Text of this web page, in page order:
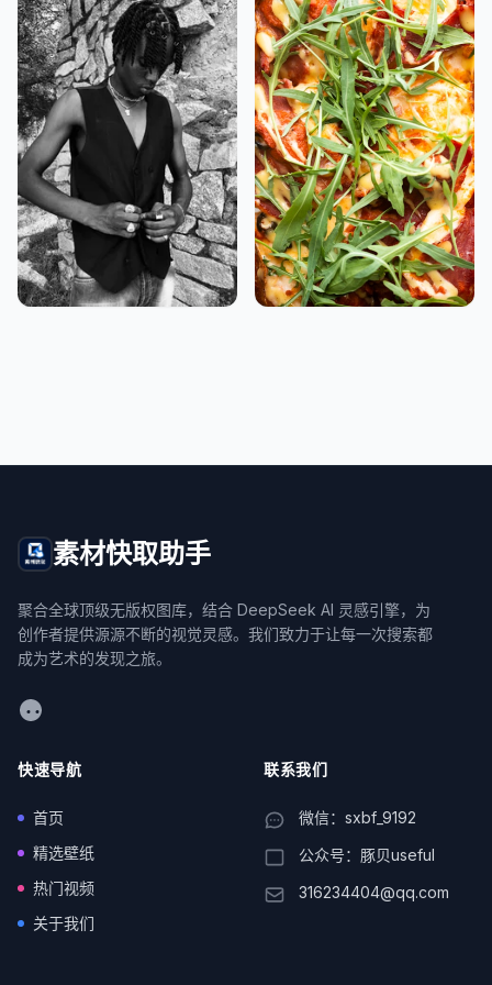
素材快取助手
聚合全球顶级无版权图库，结合 DeepSeek AI 灵感引擎，为
创作者提供源源不断的视觉灵感。我们致力于让每一次搜索都
成为艺术的发现之旅。
WeChat
快速导航
首页
精选壁纸
热门视频
关于我们
联系我们
微信：sxbf_9192
公众号：豚贝useful
316234404@qq.com